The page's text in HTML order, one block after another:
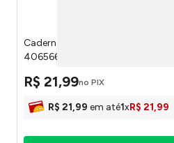
Caderno Brochura 1/4 Capa
4065661 - Foroni
R$ 21,99no PIX
R$ 21,99 em até1xR$ 21,99